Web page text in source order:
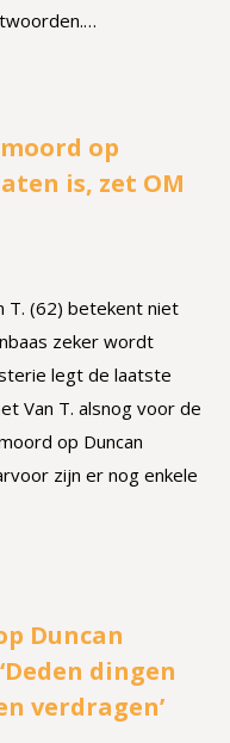
op
is, zet OM
T. (62) betekent niet
zeker wordt
legt de laatste
Van T. alsnog voor de
op Duncan
zijn er nog enkele
Duncan
dingen
verdragen’